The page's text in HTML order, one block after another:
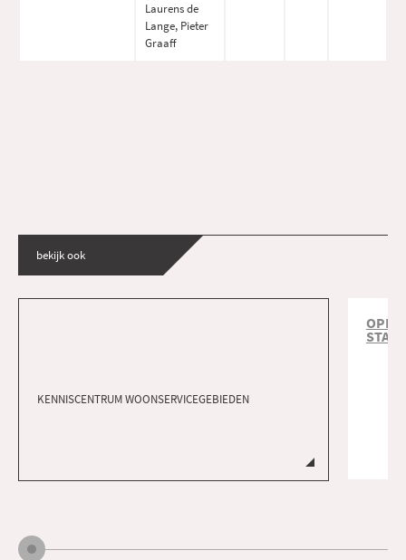
Laurens de
Lange, Pieter
Graaff
bekijk ook
KENNISCENTRUM WOONSERVICEGEBIEDEN